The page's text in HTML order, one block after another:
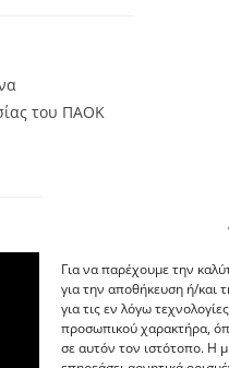
Για να παρέχουμε την
για την αποθήκευση ή/και
για τις εν λόγω
προσωπικού χαρακτήρα,
σε αυτόν τον ιστότοπο. Η
του ΠΑΟΚ